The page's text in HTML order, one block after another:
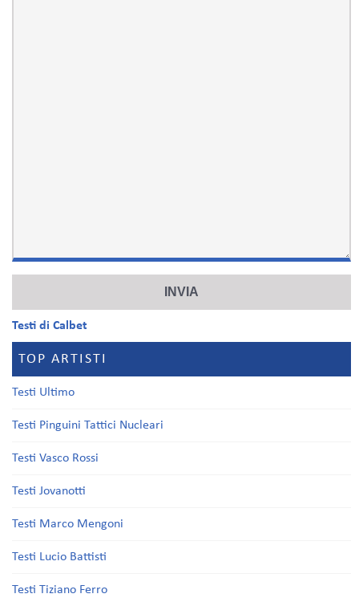
Testi di Calbet
TOP ARTISTI
Testi Ultimo
Testi Pinguini Tattici Nucleari
Testi Vasco Rossi
Testi Jovanotti
Testi Marco Mengoni
Testi Lucio Battisti
Testi Tiziano Ferro